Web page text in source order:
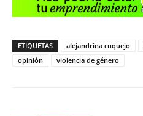
ETIQUETAS alejandrina cuquejo
opinión
violencia de género